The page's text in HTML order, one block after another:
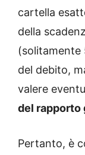
cartella
della
(solitamente
del debito,
valere
del rapporto
Pertanto, è